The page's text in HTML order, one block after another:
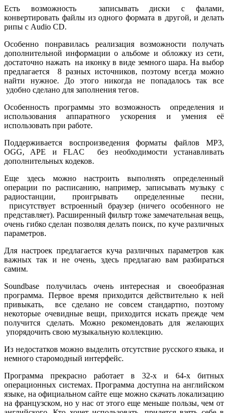
Есть возможность записывать диски с фалами,
конвертировать файлы из одного формата в другой, и делать
рипы с Audio CD.
Особенно понравилась реализация возможности получать
дополнительной информации о альбоме и обложку из сети,
достаточно нажать на иконку в виде земного шара. На выбор
предлагается 8 разных источников, поэтому всегда можно
найти нужное. До этого никогда не попадалось так все
удобно сделано для заполнения тегов.
Особенность программы это возможность определения и
использования аппаратного ускорения и умения её
использовать при работе.
Поддерживается воспроизведения форматы файлов MP3,
OGG, APE и FLAC без необходимости устанавливать
дополнительных кодеков.
Еще здесь можно настроить выполнять определенный
операции по расписанию, например, записывать музыку с
радиостанции, проигрывать определенные песни,
присутствует встроенный браузер (ничего особенного не
представляет). Расширенный фильтр тоже замечательная вещь,
очень гибко сделан позволяя делать поиск, по куче различных
параметров.
Для настроек предлагается куча различных параметров как
важных так и не очень, здесь предлагаю вам разбираться
самим.
Soundbase получилась очень интересная и своеобразная
программа. Первое время приходится действительно к ней
привыкать, все сделано не совсем стандартно, поэтому
некоторые очевидные вещи, приходится искать прежде чем
получится сделать. Можно рекомендовать для желающих
упорядочить свою музыкальную коллекцию.
Из недостатков можно выделить отсутствие русского языка, и
немного старомодный интерфейс.
Программа прекрасно работает в 32-х и 64-х битных
операционных системах. Программа доступна на английском
языке, на официальном сайте еще можно скачать локализацию
на французском, но у нас от этого еще меньше пользы, чем от